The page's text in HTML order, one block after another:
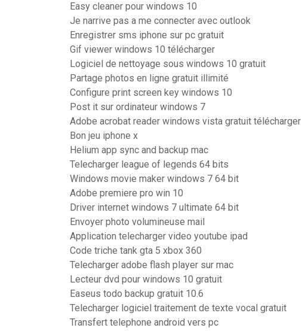
Easy cleaner pour windows 10
Je narrive pas a me connecter avec outlook
Enregistrer sms iphone sur pc gratuit
Gif viewer windows 10 télécharger
Logiciel de nettoyage sous windows 10 gratuit
Partage photos en ligne gratuit illimité
Configure print screen key windows 10
Post it sur ordinateur windows 7
Adobe acrobat reader windows vista gratuit télécharger
Bon jeu iphone x
Helium app sync and backup mac
Telecharger league of legends 64 bits
Windows movie maker windows 7 64 bit
Adobe premiere pro win 10
Driver internet windows 7 ultimate 64 bit
Envoyer photo volumineuse mail
Application telecharger video youtube ipad
Code triche tank gta 5 xbox 360
Telecharger adobe flash player sur mac
Lecteur dvd pour windows 10 gratuit
Easeus todo backup gratuit 10.6
Telecharger logiciel traitement de texte vocal gratuit
Transfert telephone android vers pc